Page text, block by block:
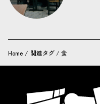
Home / 関連タグ / 食